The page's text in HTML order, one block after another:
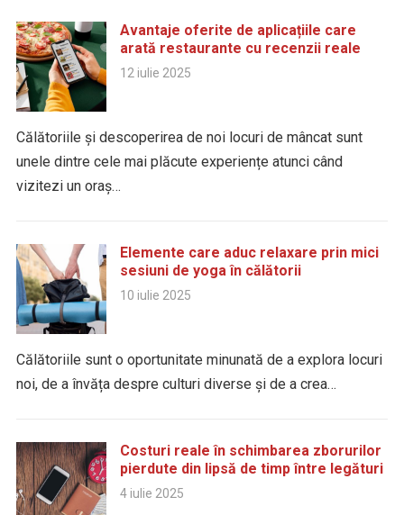
Avantaje oferite de aplicațiile care
arată restaurante cu recenzii reale
12 iulie 2025
Călătoriile și descoperirea de noi locuri de mâncat sunt
unele dintre cele mai plăcute experiențe atunci când
vizitezi un oraș…
Elemente care aduc relaxare prin mici
sesiuni de yoga în călătorii
10 iulie 2025
Călătoriile sunt o oportunitate minunată de a explora locuri
noi, de a învăța despre culturi diverse și de a crea…
Costuri reale în schimbarea zborurilor
pierdute din lipsă de timp între legături
4 iulie 2025